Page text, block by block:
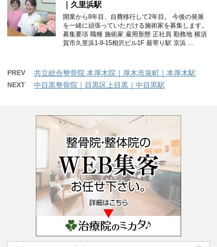
｜久里浜駅
開業から8年目、自費移行して2年目。 今後の発展
を一緒に頑張っていただける施術家を募集します。
募集要項 職種 施術家 雇用形態 正社員 勤務地 横須
賀市久里浜1-9-15相沢ビル1F 最寄り駅 京浜 …
PREV 共立総合整骨院 本厚木院｜厚木市泉町｜本厚木駅
NEXT 中目黒整骨院｜目黒区上目黒｜中目黒駅